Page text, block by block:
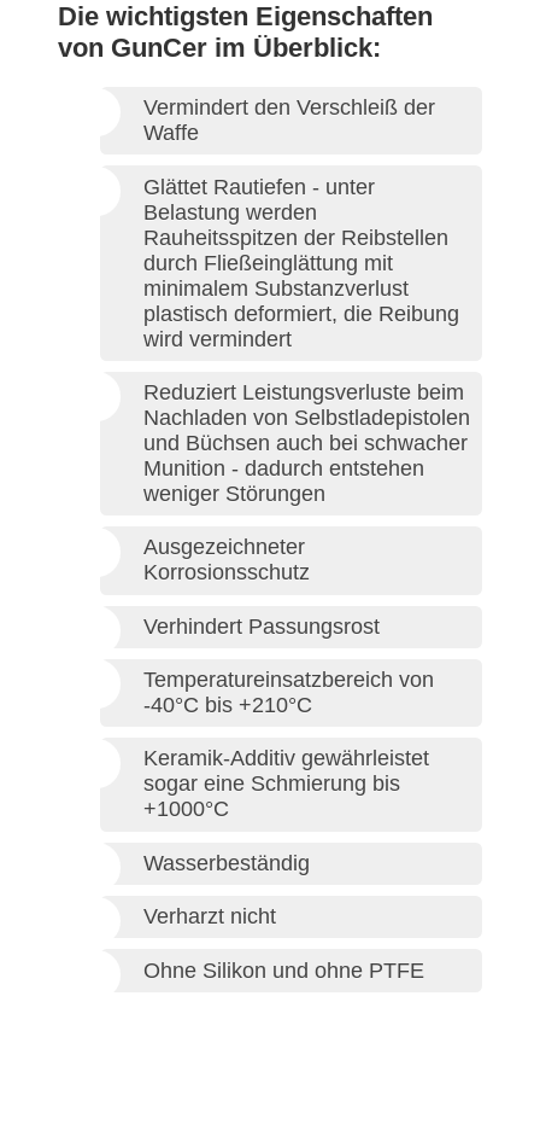
Die wichtigsten Eigenschaften
von GunCer im Überblick:
Vermindert den Verschleiß der
Waffe
Glättet Rautiefen - unter
Belastung werden
Rauheitsspitzen der Reibstellen
durch Fließeinglättung mit
minimalem Substanzverlust
plastisch deformiert, die Reibung
wird vermindert
Reduziert Leistungsverluste beim
Nachladen von Selbstladepistolen
und Büchsen auch bei schwacher
Munition - dadurch entstehen
weniger Störungen
Ausgezeichneter
Korrosionsschutz
Verhindert Passungsrost
Temperatureinsatzbereich von
-40°C bis +210°C
Keramik-Additiv gewährleistet
sogar eine Schmierung bis
+1000°C
Wasserbeständig
Verharzt nicht
Ohne Silikon und ohne PTFE